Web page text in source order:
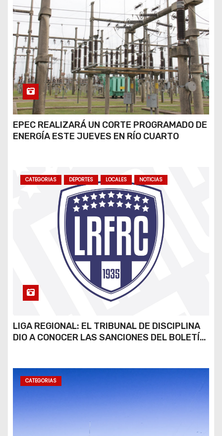
EPEC REALIZARÁ UN CORTE PROGRAMADO DE
ENERGÍA ESTE JUEVES EN RÍO CUARTO
CATEGORIAS DEPORTES LOCALES NOTICIAS
LIGA REGIONAL: EL TRIBUNAL DE DISCIPLINA
DIO A CONOCER LAS SANCIONES DEL BOLETÍN
CATEGORIAS